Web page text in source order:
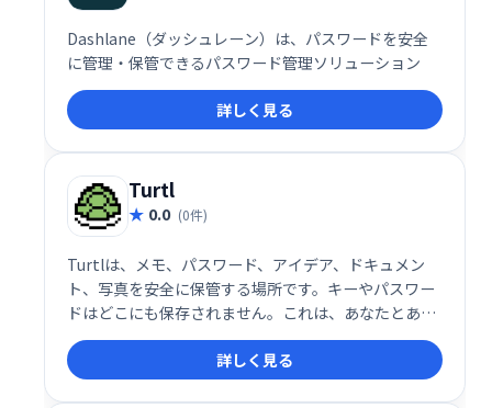
Dashlane（ダッシュレーン）は、パスワードを安全
に管理・保管できるパスワード管理ソリューション
詳しく見る
Turtl
0.0 (0件)
Turtlは、メモ、パスワード、アイデア、ドキュメン
ト、写真を安全に保管する場所です。キーやパスワー
ドはどこにも保存されません。これは、あなたとあな
たが共有したい人だけがデータを読むことができるこ
とを意味します。
詳しく見る